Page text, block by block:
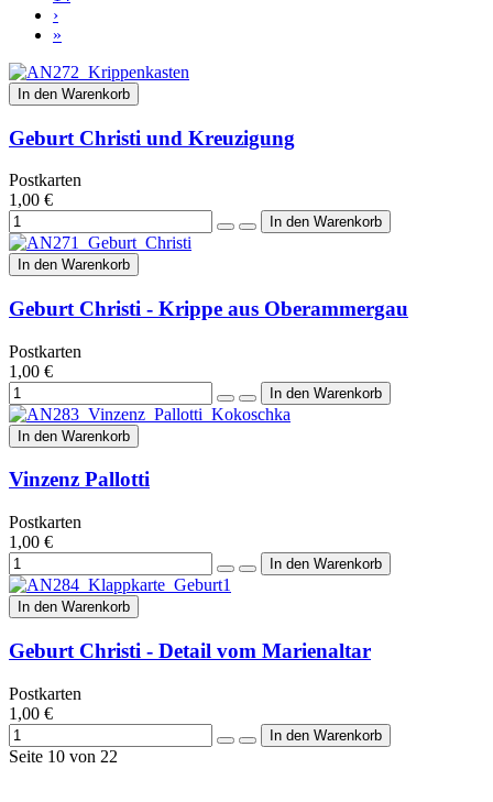
›
»
In den Warenkorb
Geburt Christi und Kreuzigung
Postkarten
1,00 €
In den Warenkorb
Geburt Christi - Krippe aus Oberammergau
Postkarten
1,00 €
In den Warenkorb
Vinzenz Pallotti
Postkarten
1,00 €
In den Warenkorb
Geburt Christi - Detail vom Marienaltar
Postkarten
1,00 €
Seite 10 von 22